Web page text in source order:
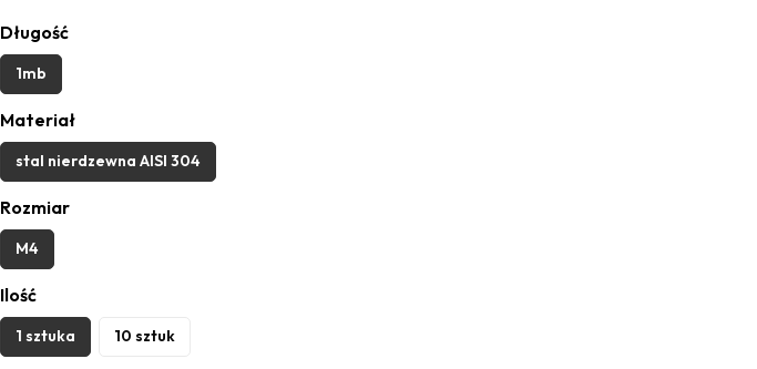
Długość
1mb
Materiał
stal nierdzewna AISI 304
Rozmiar
M4
Ilość
1 sztuka 10 sztuk